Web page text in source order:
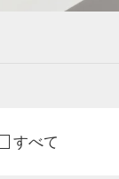
すべて